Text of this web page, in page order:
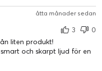
åtta månader sedan
3
0
liten produkt!
och skarpt ljud för en